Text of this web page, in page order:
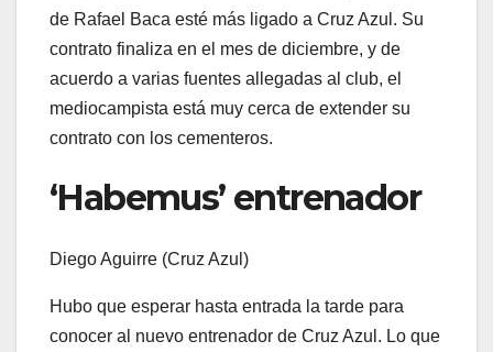
de Rafael Baca esté más ligado a Cruz Azul. Su
contrato finaliza en el mes de diciembre, y de
acuerdo a varias fuentes allegadas al club, el
mediocampista está muy cerca de extender su
contrato con los cementeros.
‘Habemus’ entrenador
Diego Aguirre (Cruz Azul)
Hubo que esperar hasta entrada la tarde para
conocer al nuevo entrenador de Cruz Azul. Lo que